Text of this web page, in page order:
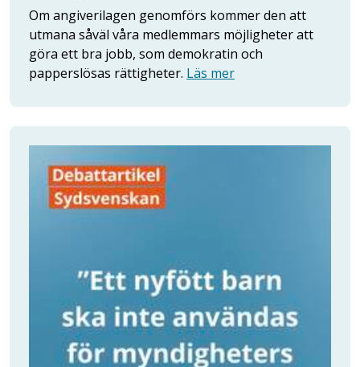
Om angiverilagen genomförs kommer den att
utmana såväl våra medlemmars möjligheter att
göra ett bra jobb, som demokratin och
papperslösas rättigheter. Läs mer